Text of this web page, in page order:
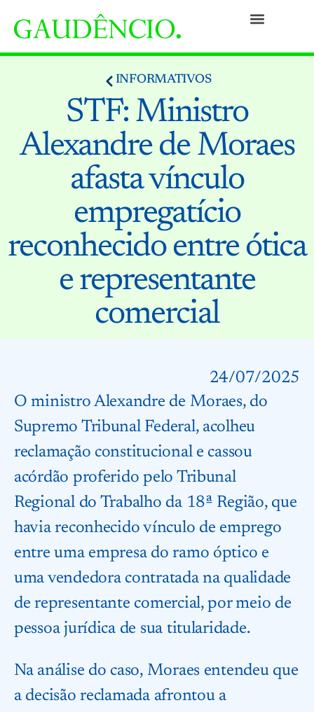
INFORMATIVOS
STF: Ministro
Alexandre de Moraes
afasta vínculo
empregatício
reconhecido entre ótica
e representante
comercial
24/07/2025
O ministro Alexandre de Moraes, do
Supremo Tribunal Federal, acolheu
reclamação constitucional e cassou
acórdão proferido pelo Tribunal
Regional do Trabalho da 18ª Região, que
havia reconhecido vínculo de emprego
entre uma empresa do ramo óptico e
uma vendedora contratada na qualidade
de representante comercial, por meio de
pessoa jurídica de sua titularidade.
Na análise do caso, Moraes entendeu que
a decisão reclamada afrontou a